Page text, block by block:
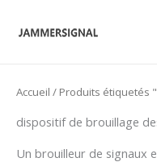
Accueil / Produits étiquetés
dispositif de brouillage
Un brouilleur de signaux